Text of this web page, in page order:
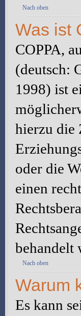
Nach oben
Was ist
COPPA,
(deutsch:
1998) ist
hierzu die
oder die
einen
behandelt
Nach oben
Warum
Es kann